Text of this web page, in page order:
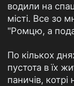
водили на
місті. Все зо
"Ромцю, а
По кількох
пустота в їх
паничів,